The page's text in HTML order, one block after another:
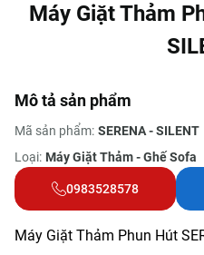
Máy Giặt Thảm
Mô tả sản phẩm
Mã sản phẩm: SERENA - SILENT
Loại: Máy Giặt Thảm - Ghế Sofa
0983528578
Máy Giặt Thảm Phun Hút